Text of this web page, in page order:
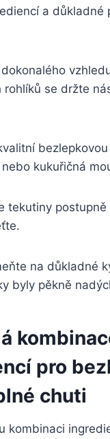
a důkladné
rohlíků se držte
kukuřičná
tekutiny
na důkladné
byly pěkně
pro
chuti
kombinaci